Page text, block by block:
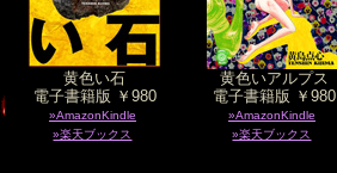
黄色い石
電子書籍版 ￥980
»AmazonKindle
»楽天ブックス
黄色いアルプス
電子書籍版 ￥980
»AmazonKindle
»楽天ブックス